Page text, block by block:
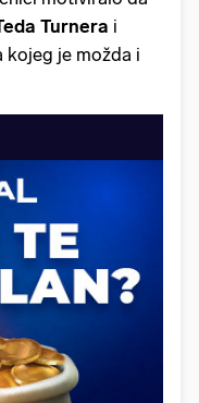
Turnera i
kojeg je možda i